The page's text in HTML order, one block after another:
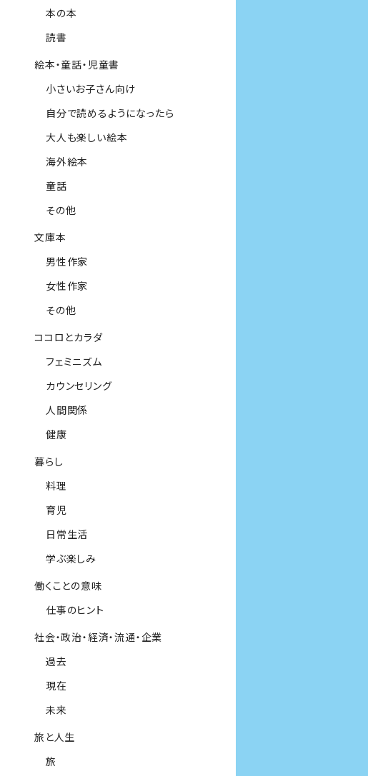
本の本
読書
絵本・童話・児童書
小さいお子さん向け
自分で読めるようになったら
大人も楽しい絵本
海外絵本
童話
その他
文庫本
男性作家
女性作家
その他
ココロとカラダ
フェミニズム
カウンセリング
人間関係
健康
暮らし
料理
育児
日常生活
学ぶ楽しみ
働くことの意味
仕事のヒント
社会・政治・経済・流通・企業
過去
現在
未来
旅と人生
旅